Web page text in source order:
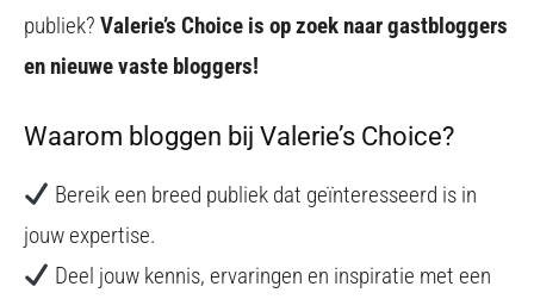
publiek? Valerie’s Choice is op zoek naar gastbloggers
en nieuwe vaste bloggers!
Waarom bloggen bij Valerie’s Choice?
Bereik een breed publiek dat geïnteresseerd is in
jouw expertise.
Deel jouw kennis, ervaringen en inspiratie met een